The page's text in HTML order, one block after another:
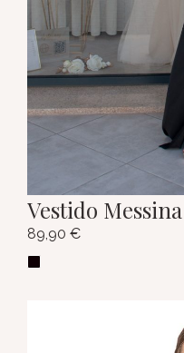
Vestido Messina
89,90 €